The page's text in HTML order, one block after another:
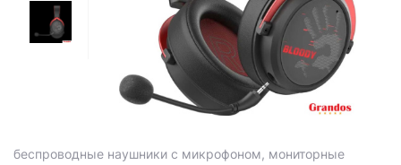
беспроводные наушники с микрофоном, мониторные